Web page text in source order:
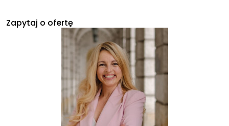
Zapytaj o ofertę